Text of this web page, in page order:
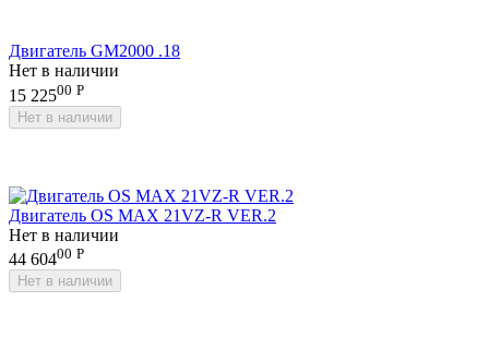
Двигатель GM2000 .18
Нет в наличии
15 22500 Р
Нет в наличии
Двигатель OS MAX 21VZ-R VER.2
Нет в наличии
44 60400 Р
Нет в наличии